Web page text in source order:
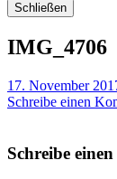
Schließen
IMG_4706
17. November
Schreibe einen
Schreibe